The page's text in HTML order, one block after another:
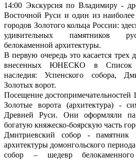
14:00 Экскурсия по Владимиру -
Восточной Руси и один из
городов Золотого кольца России:
удивительных памятников
белокаменной архитектуры.
В первую очередь это касается трех
внесенных ЮНЕСКО в Список
наследия: Успенского собора,
Золотых ворот.
Посещение достопримечательностей
Золотые ворота (архитектура) -
Древней Руси. Они оформляли
богатую княжеско-боярскую часть
Дмитриевский собор - памятник
архитектуры домонгольского
собор – шедевр белокаменного